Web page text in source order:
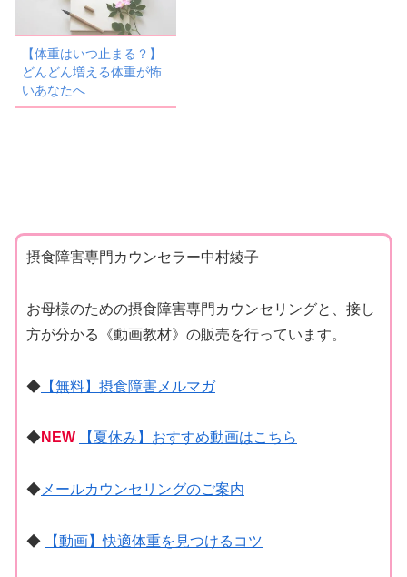
【体重はいつ止まる？】
どんどん増える体重が怖
いあなたへ
摂食障害専門カウンセラー中村綾子
お母様のための摂食障害専門カウンセリングと、接し
方が分かる《動画教材》の販売を行っています。
◆ 【無料】摂食障害メルマガ
◆NEW 【夏休み】おすすめ動画はこちら
◆ メールカウンセリングのご案内
◆ 【動画】快適体重を見つけるコツ